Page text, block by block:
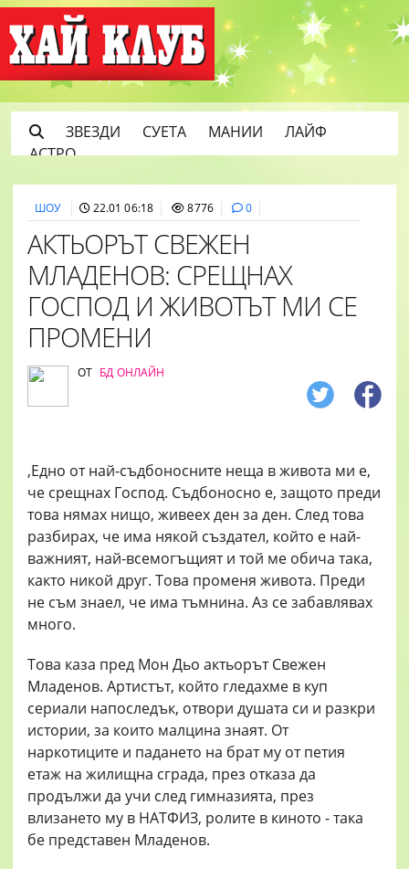
ЗВЕЗДИ СУЕТА МАНИИ
ЛАЙФ
АСТРО
ШОУ 22.01 06:18 8776 0
АКТЬОРЪТ СВЕЖЕН
МЛАДЕНОВ: СРЕЩНАХ
ГОСПОД И ЖИВОТЪТ МИ СЕ
ПРОМЕНИ
ОТ БД ОНЛАЙН
,Едно от най-съдбоносните неща в живота ми е,
че срещнах Господ. Съдбоносно е, защото преди
това нямах нищо, живеех ден за ден. След това
разбирах, че има някой създател, който е най-
важният, най-всемогъщият и той ме обича така,
както никой друг. Това променя живота. Преди
не съм знаел, че има тъмнина. Аз се забавлявах
много.
Това каза пред Мон Дьо актьорът Свежен
Младенов. Артистът, който гледахме в куп
сериали напоследък, отвори душата си и разкри
истории, за които малцина знаят. От
наркотиците и падането на брат му от петия
етаж на жилищна сграда, през отказа да
продължи да учи след гимназията, през
влизането му в НАТФИЗ, ролите в киното - така
бе представен Младенов.